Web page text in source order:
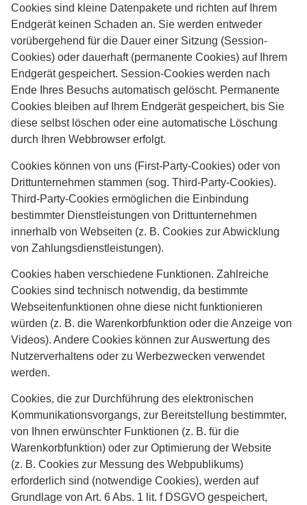
Cookies sind kleine Datenpakete und richten auf Ihrem
Endgerät keinen Schaden an. Sie werden entweder
vorübergehend für die Dauer einer Sitzung (Session-
Cookies) oder dauerhaft (permanente Cookies) auf Ihrem
Endgerät gespeichert. Session-Cookies werden nach
Ende Ihres Besuchs automatisch gelöscht. Permanente
Cookies bleiben auf Ihrem Endgerät gespeichert, bis Sie
diese selbst löschen oder eine automatische Löschung
durch Ihren Webbrowser erfolgt.
Cookies können von uns (First-Party-Cookies) oder von
Drittunternehmen stammen (sog. Third-Party-Cookies).
Third-Party-Cookies ermöglichen die Einbindung
bestimmter Dienstleistungen von Drittunternehmen
innerhalb von Webseiten (z. B. Cookies zur Abwicklung
von Zahlungsdienstleistungen).
Cookies haben verschiedene Funktionen. Zahlreiche
Cookies sind technisch notwendig, da bestimmte
Webseitenfunktionen ohne diese nicht funktionieren
würden (z. B. die Warenkorbfunktion oder die Anzeige von
Videos). Andere Cookies können zur Auswertung des
Nutzerverhaltens oder zu Werbezwecken verwendet
werden.
Cookies, die zur Durchführung des elektronischen
Kommunikationsvorgangs, zur Bereitstellung bestimmter,
von Ihnen erwünschter Funktionen (z. B. für die
Warenkorbfunktion) oder zur Optimierung der Website
(z. B. Cookies zur Messung des Webpublikums)
erforderlich sind (notwendige Cookies), werden auf
Grundlage von Art. 6 Abs. 1 lit. f DSGVO gespeichert,